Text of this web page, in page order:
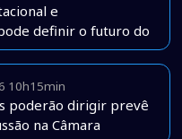
e
definir o futuro do
10h15min
poderão dirigir prevê
na Câmara